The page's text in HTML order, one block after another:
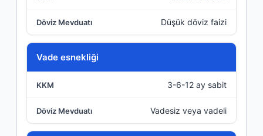
Düşük döviz faizi
Vade esnekliği
3-6-12 ay sabit
Vadesiz veya vadeli